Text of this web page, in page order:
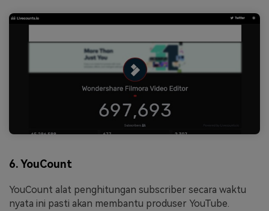
6. YouCount
YouCount alat penghitungan subscriber secara waktu
nyata ini pasti akan membantu produser YouTube.